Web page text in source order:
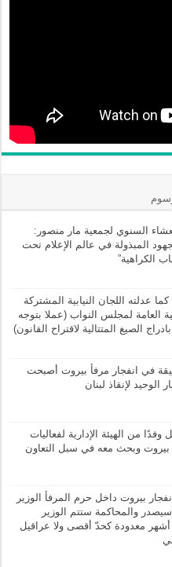
السنوي لجمعية مار منصور:
المبذولة في عالم الإعلام تحت
الكراهية”
كما عدلته اللجان النيابية المشتركة
العامة لمجلس النواب (عملا بتوجه
الصيغ المتتالية لاقتراح القانون)
في انفجار مرفأ بيروت أصبحت
الوحيد لإنقاذ لبنان
من الهيئة الإدارية لفعاليات
بيروت وبحث معه في سبل التعاون
بيروت داخل حرم المرفأ الوزير
والمحاكمة ستتم الوزير
معدودة كحدّ أقصى ولا عراقيل